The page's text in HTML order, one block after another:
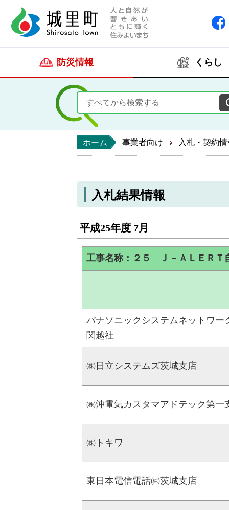
防災情報 くらし
ホーム 事業者向け 入札・契約
入札結果情報
平成25年度 7月
工事名称：２５ Ｊ－ＡＬＥＲＴ
パナソニックシステムネットワ
関越社
㈱日立システムズ茨城支店
㈱沖電気カスタマアドテック第一
㈱トキワ
東日本電信電話㈱茨城支店